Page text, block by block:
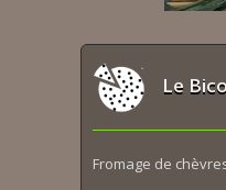
Le
Fromage de